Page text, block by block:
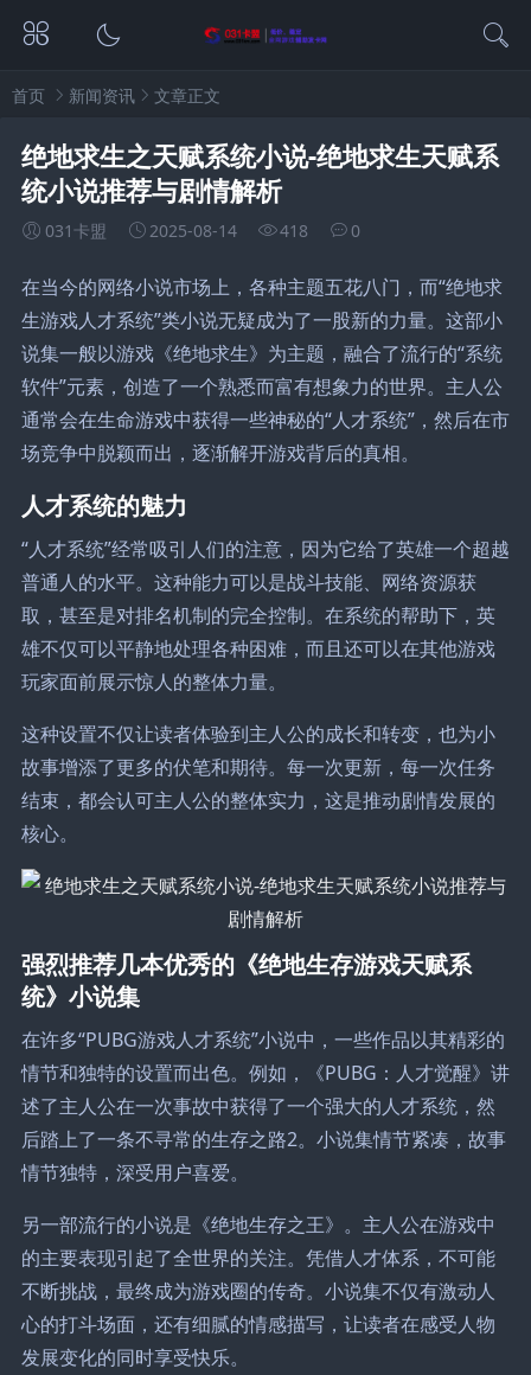
首页 新闻资讯 文章正文
绝地求生之天赋系统小说-绝地求生天赋系
统小说推荐与剧情解析
031卡盟 2025-08-14 418 0
在当今的网络小说市场上，各种主题五花八门，而“绝地求
生游戏人才系统”类小说无疑成为了一股新的力量。这部小
说集一般以游戏《绝地求生》为主题，融合了流行的“系统
软件”元素，创造了一个熟悉而富有想象力的世界。主人公
通常会在生命游戏中获得一些神秘的“人才系统”，然后在市
场竞争中脱颖而出，逐渐解开游戏背后的真相。
人才系统的魅力
“人才系统”经常吸引人们的注意，因为它给了英雄一个超越
普通人的水平。这种能力可以是战斗技能、网络资源获
取，甚至是对排名机制的完全控制。在系统的帮助下，英
雄不仅可以平静地处理各种困难，而且还可以在其他游戏
玩家面前展示惊人的整体力量。
这种设置不仅让读者体验到主人公的成长和转变，也为小
故事增添了更多的伏笔和期待。每一次更新，每一次任务
结束，都会认可主人公的整体实力，这是推动剧情发展的
核心。
强烈推荐几本优秀的《绝地生存游戏天赋系
统》小说集
在许多“PUBG游戏人才系统”小说中，一些作品以其精彩的
情节和独特的设置而出色。例如，《PUBG：人才觉醒》讲
述了主人公在一次事故中获得了一个强大的人才系统，然
后踏上了一条不寻常的生存之路2。小说集情节紧凑，故事
情节独特，深受用户喜爱。
另一部流行的小说是《绝地生存之王》。主人公在游戏中
的主要表现引起了全世界的关注。凭借人才体系，不可能
不断挑战，最终成为游戏圈的传奇。小说集不仅有激动人
心的打斗场面，还有细腻的情感描写，让读者在感受人物
发展变化的同时享受快乐。